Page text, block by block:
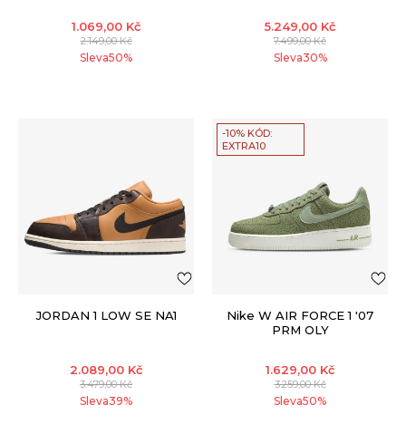
1.069,00 Kč
2.149,00Kč
Sleva50%
5.249,00 Kč
7.499,00Kč
Sleva30%
JORDAN 1 LOW SE NA1
2.089,00 Kč
3.479,00Kč
Sleva39%
-10% KÓD:
EXTRA10
Nike W AIR FORCE 1 '07
PRM OLY
1.629,00 Kč
3.259,00Kč
Sleva50%